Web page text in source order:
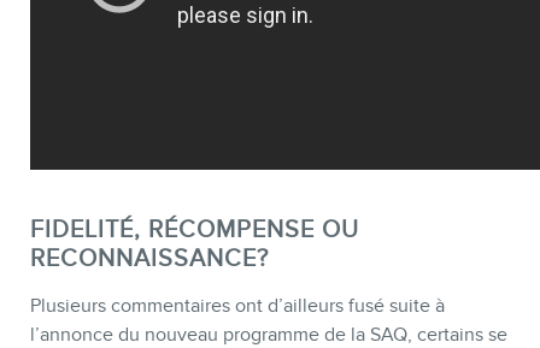
CONTACT
FIDELITÉ, RÉCOMPENSE OU
RECONNAISSANCE?
Plusieurs commentaires ont d’ailleurs fusé suite à
l’annonce du nouveau programme de la SAQ, certains se